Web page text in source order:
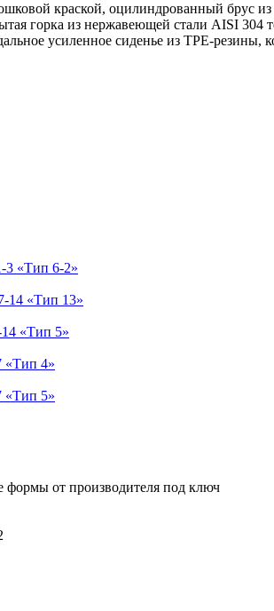
краской, оцилиндрованный брус
горка из нержавеющей стали AISI
усиленное сиденье из TPE-
3 «Тип 6-2»
14 «Тип 13»
«Тип 5»
«Тип 4»
«Тип 5»
формы от производителя под ключ